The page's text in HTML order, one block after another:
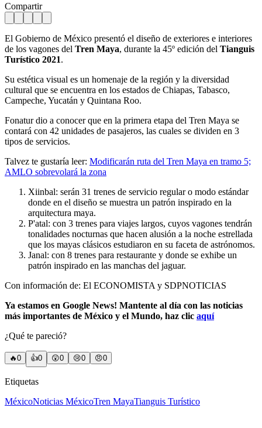
Compartir
El Gobierno de México presentó el diseño de exteriores e interiores
de los vagones del Tren Maya, durante la 45º edición del Tianguis
Turístico 2021.
Su estética visual es un homenaje de la región y la diversidad
cultural que se encuentra en los estados de Chiapas, Tabasco,
Campeche, Yucatán y Quintana Roo.
Fonatur dio a conocer que en la primera etapa del Tren Maya se
contará con 42 unidades de pasajeros, las cuales se dividen en 3
tipos de servicios.
Talvez te gustaría leer: Modificarán ruta del Tren Maya en tramo 5;
AMLO sobrevolará la zona
Xiinbal: serán 31 trenes de servicio regular o modo estándar
donde en el diseño se muestra un patrón inspirado en la
arquitectura maya.
P'atal: con 3 trenes para viajes largos, cuyos vagones tendrán
tonalidades nocturnas que hacen alusión a la noche estrellada
que los mayas clásicos estudiaron en su faceta de astrónomos.
Janal: con 8 trenes para restaurante y donde se exhibe un
patrón inspirado en las manchas del jaguar.
Con información de: El ECONOMISTA y SDPNOTICIAS
Ya estamos en Google News! Mantente al día con las noticias
más importantes de México y el Mundo, haz clic aquí
¿Qué te pareció?
🔥0 👍0 😲0 😢0 😠0
Etiquetas
MéxicoNoticias MéxicoTren MayaTianguis Turístico